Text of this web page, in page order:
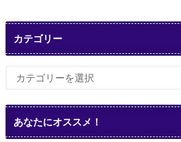
カテゴリー
あなたにオススメ！